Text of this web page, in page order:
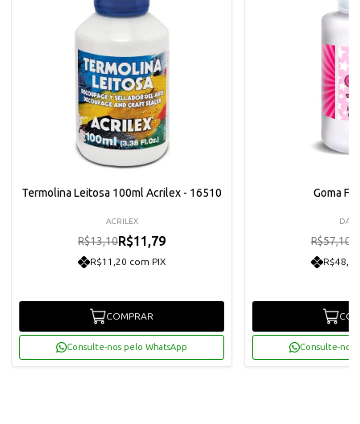
Termolina Leitosa 100ml Acrilex - 16510
ACRILEX
R$13,10R$11,79
R$11,20 com PIX
COMPRAR
Consulte-nos pelo WhatsApp
Goma
R$57,10
Consulte-nos